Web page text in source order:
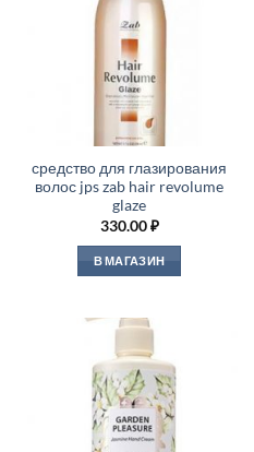
средство для глазирования
волос jps zab hair revolume
glaze
330.00₽
В МАГАЗИН